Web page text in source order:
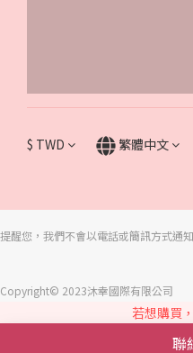
若想購買
聯
$ TWD 繁體中文
提醒您，我們不會以電話或簡訊方式通
Copyright© 2023沐幸國際有限公司